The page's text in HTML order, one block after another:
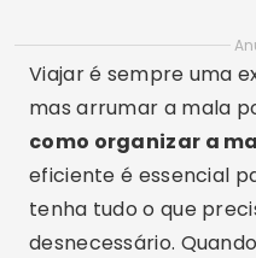
Viajar é sempre uma
mas arrumar a mala
como organizar a
eficiente é essencial
tenha tudo o que
desnecessário.